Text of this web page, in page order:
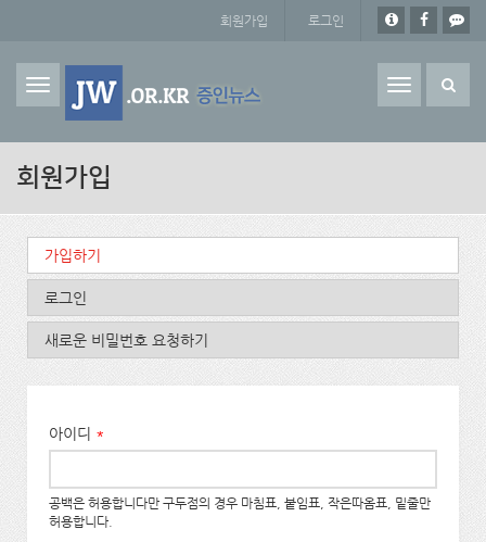
회원가입 로그인
Toggle
navigation
회원가입
기본탭
가입하기
로그인
새로운 비밀번호 요청하기
아이디 *
공백은 허용합니다만 구두점의 경우 마침표, 붙임표, 작은따옴표, 밑줄만
허용합니다.